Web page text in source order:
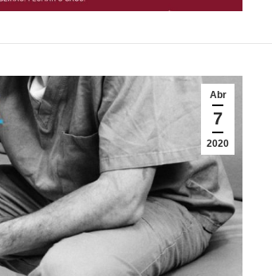
Abr
7
2020